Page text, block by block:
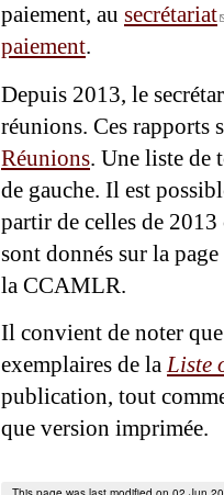
paiement, au secrétariat
paiement.
Depuis 2013, le
réunions. Ces rapports
Réunions. Une liste de
de gauche. Il est
partir de celles de
sont donnés sur la page
la CCAMLR.
Il convient de noter
exemplaires de la Liste
publication, tout
que version imprimée.